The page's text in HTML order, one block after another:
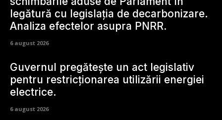
legătură cu legislația de decarbonizare.
Analiza efectelor asupra PNRR.
6 august 2026
Guvernul pregătește un act legislativ
pentru restricționarea utilizării energiei
electrice.
6 august 2026